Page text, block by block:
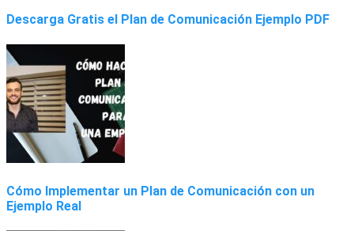
Descarga Gratis el Plan de Comunicación Ejemplo PDF
Cómo Implementar un Plan de Comunicación con un
Ejemplo Real